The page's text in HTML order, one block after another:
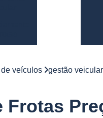
veículos gestão
Frotas